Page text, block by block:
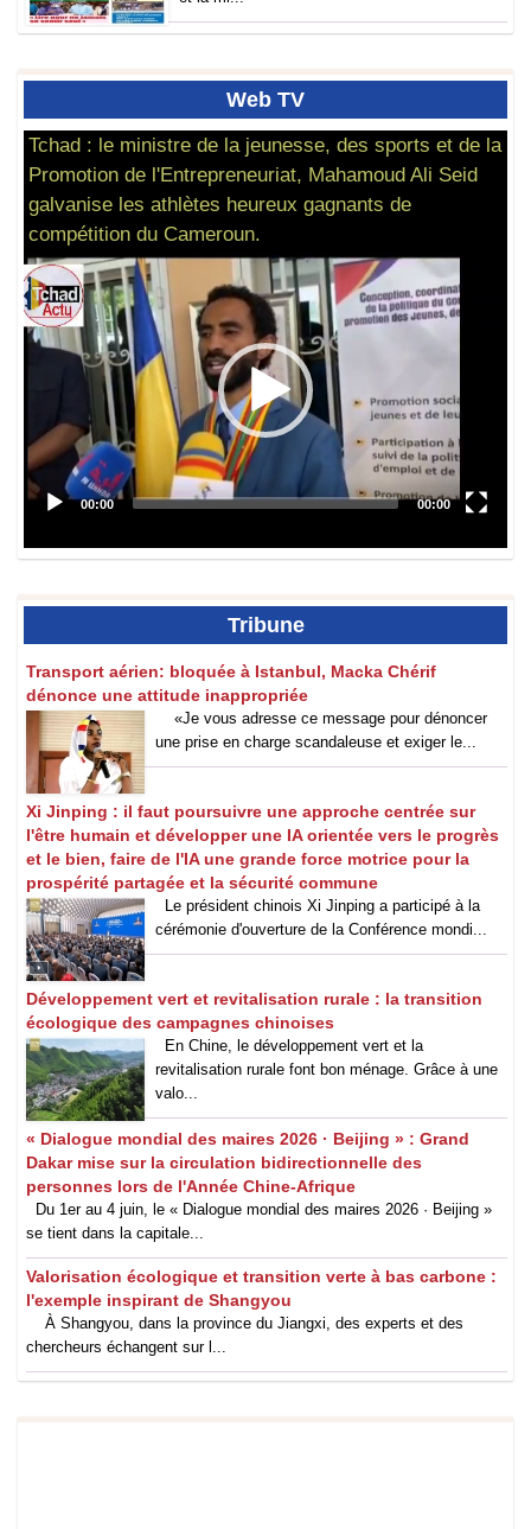
Web TV
Tchad : le ministre de la jeunesse, des sports et de la
Promotion de l'Entrepreneuriat, Mahamoud Ali Seid
galvanise les athlètes heureux gagnants de
compétition du Cameroun.
Tribune
Transport aérien: bloquée à Istanbul, Macka Chérif
dénonce une attitude inappropriée
«Je vous adresse ce message pour dénoncer
une prise en charge scandaleuse et exiger le...
Xi Jinping : il faut poursuivre une approche centrée sur
l'être humain et développer une IA orientée vers le progrès
et le bien, faire de l'IA une grande force motrice pour la
prospérité partagée et la sécurité commune
Le président chinois Xi Jinping a participé à la
cérémonie d'ouverture de la Conférence mondi...
Développement vert et revitalisation rurale : la transition
écologique des campagnes chinoises
En Chine, le développement vert et la
revitalisation rurale font bon ménage. Grâce à une
valo...
« Dialogue mondial des maires 2026 · Beijing » : Grand
Dakar mise sur la circulation bidirectionnelle des
personnes lors de l'Année Chine-Afrique
Du 1er au 4 juin, le « Dialogue mondial des maires 2026 · Beijing »
se tient dans la capitale...
Valorisation écologique et transition verte à bas carbone :
l'exemple inspirant de Shangyou
À Shangyou, dans la province du Jiangxi, des experts et des
chercheurs échangent sur l...